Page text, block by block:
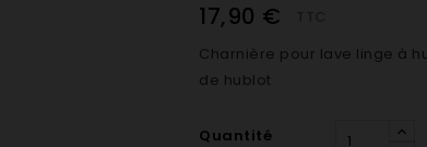
17,90 €
Charnière pour lave linge à
de hublot
Quantité